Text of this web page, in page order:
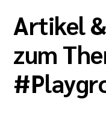
Artikel
zum
#